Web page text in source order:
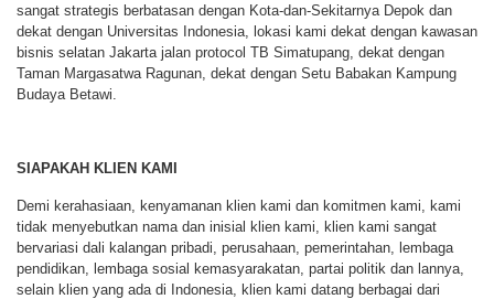
sangat strategis berbatasan dengan Kota-dan-Sekitarnya Depok dan
dekat dengan Universitas Indonesia, lokasi kami dekat dengan kawasan
bisnis selatan Jakarta jalan protocol TB Simatupang, dekat dengan
Taman Margasatwa Ragunan, dekat dengan Setu Babakan Kampung
Budaya Betawi.
SIAPAKAH KLIEN KAMI
Demi kerahasiaan, kenyamanan klien kami dan komitmen kami, kami
tidak menyebutkan nama dan inisial klien kami, klien kami sangat
bervariasi dali kalangan pribadi, perusahaan, pemerintahan, lembaga
pendidikan, lembaga sosial kemasyarakatan, partai politik dan lannya,
selain klien yang ada di Indonesia, klien kami datang berbagai dari